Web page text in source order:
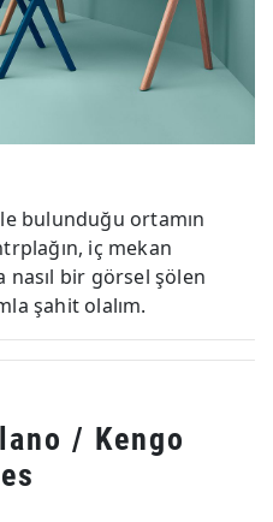
bulunduğu ortamın
iç mekan
nasıl bir görsel şölen
şahit olalım.
/ Kengo